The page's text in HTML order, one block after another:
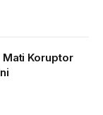
Mati Koruptor